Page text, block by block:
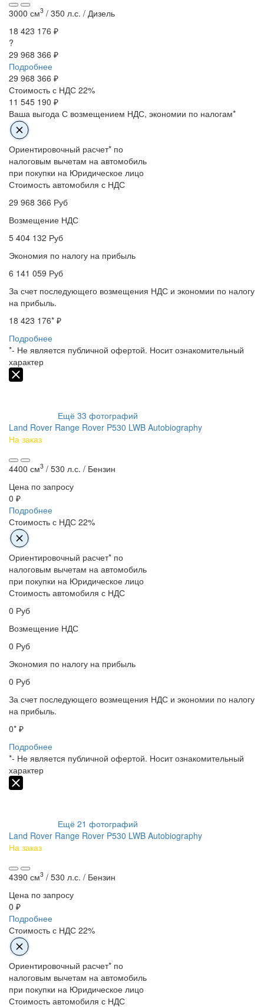
3000 см3 / 350 л.с. / Дизель
18 423 176 ₽
?
29 968 366 ₽
Подробнее
29 968 366 ₽
Стоимость с НДС 22%
11 545 190 ₽
Ваша выгода С возмещением НДС, экономии по налогам*
Ориентировочный расчет* по
налоговым вычетам на автомобиль
при покупки на Юридическое лицо
Стоимость автомобиля с НДС
29 968 366 Руб
Возмещение НДС
5 404 132 Руб
Экономия по налогу на прибыль
6 141 059 Руб
За счет последующего возмещения НДС и экономии по налогу
на прибыль.
18 423 176* ₽
Подробнее
*- Не является публичной офертой. Носит ознакомительный
характер
Ещё 33 фотографий
Land Rover Range Rover P530 LWB Autobiography
На заказ
4400 см3 / 530 л.с. / Бензин
Цена по запросу
0 ₽
Подробнее
Стоимость с НДС 22%
Ориентировочный расчет* по
налоговым вычетам на автомобиль
при покупки на Юридическое лицо
Стоимость автомобиля с НДС
0 Руб
Возмещение НДС
0 Руб
Экономия по налогу на прибыль
0 Руб
За счет последующего возмещения НДС и экономии по налогу
на прибыль.
0* ₽
Подробнее
*- Не является публичной офертой. Носит ознакомительный
характер
Ещё 21 фотографий
Land Rover Range Rover P530 LWB Autobiography
На заказ
4390 см3 / 530 л.с. / Бензин
Цена по запросу
0 ₽
Подробнее
Стоимость с НДС 22%
Ориентировочный расчет* по
налоговым вычетам на автомобиль
при покупки на Юридическое лицо
Стоимость автомобиля с НДС